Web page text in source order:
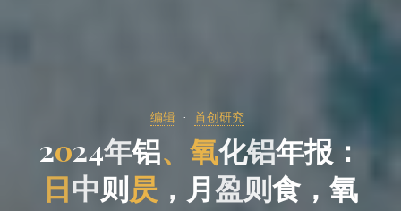
编辑 首创研究
2024年铝、 氧化铝
铝 年报
报
：
日中 中
则
则 昃 ， 月盈则食， 氧